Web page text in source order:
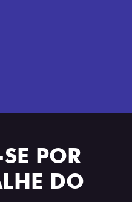
POR
DO